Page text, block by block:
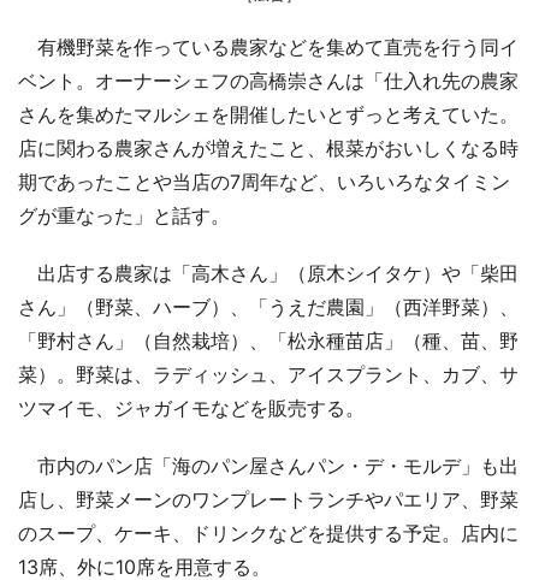
有機野菜を作っている農家などを集めて直売を行う同イ
ベント。オーナーシェフの高橋崇さんは「仕入れ先の農家
さんを集めたマルシェを開催したいとずっと考えていた。
店に関わる農家さんが増えたこと、根菜がおいしくなる時
期であったことや当店の7周年など、いろいろなタイミン
グが重なった」と話す。
出店する農家は「高木さん」（原木シイタケ）や「柴田
さん」（野菜、ハーブ）、「うえだ農園」（西洋野菜）、
「野村さん」（自然栽培）、「松永種苗店」（種、苗、野
菜）。野菜は、ラディッシュ、アイスプラント、カブ、サ
ツマイモ、ジャガイモなどを販売する。
市内のパン店「海のパン屋さんパン・デ・モルデ」も出
店し、野菜メーンのワンプレートランチやパエリア、野菜
のスープ、ケーキ、ドリンクなどを提供する予定。店内に
13席、外に10席を用意する。